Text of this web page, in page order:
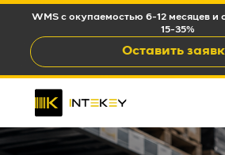
WMS c окупаемостью 6-12 месяцев и
15-35%
Оставить